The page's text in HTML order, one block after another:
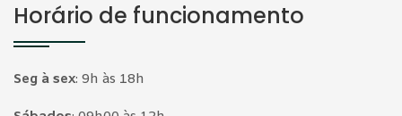
Horário de funcionamento
Seg à sex: 9h às 18h